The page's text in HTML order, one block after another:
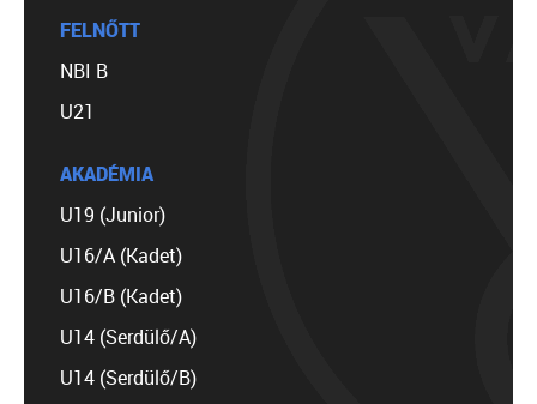
FELNŐTT
NBI B
U21
AKADÉMIA
U19 (Junior)
U16/A (Kadet)
U16/B (Kadet)
U14 (Serdülő/A)
U14 (Serdülő/B)